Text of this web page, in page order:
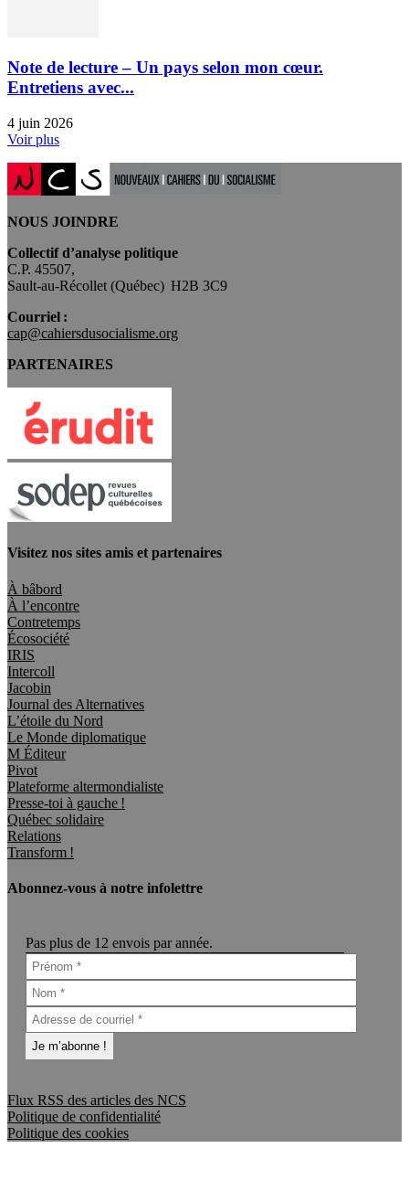
Note de lecture – Un pays selon mon cœur.
Entretiens avec...
4 juin 2026
Voir plus
NOUS JOINDRE
Collectif d’analyse politique
C.P. 45507,
Sault-au-Récollet (Québec) H2B 3C9
Courriel :
cap@cahiersdusocialisme.org
PARTENAIRES
Visitez nos sites amis et partenaires
À bâbord
À l’encontre
Contretemps
Écosociété
IRIS
Intercoll
Jacobin
Journal des Alternatives
L’étoile du Nord
Le Monde diplomatique
M Éditeur
Pivot
Plateforme altermondialiste
Presse-toi à gauche !
Québec solidaire
Relations
Transform !
Abonnez-vous à notre infolettre
Pas plus de 12 envois par année.
Flux RSS des articles des NCS
Politique de confidentialité
Politique des cookies